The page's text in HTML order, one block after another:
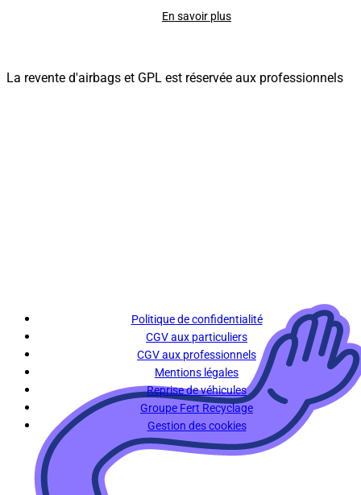
En savoir plus
La revente d'airbags et GPL est réservée aux professionnels
Politique de confidentialité
CGV aux particuliers
CGV aux professionnels
Mentions légales
Reprise de véhicules
Groupe Fert Recyclage
Gestion des cookies